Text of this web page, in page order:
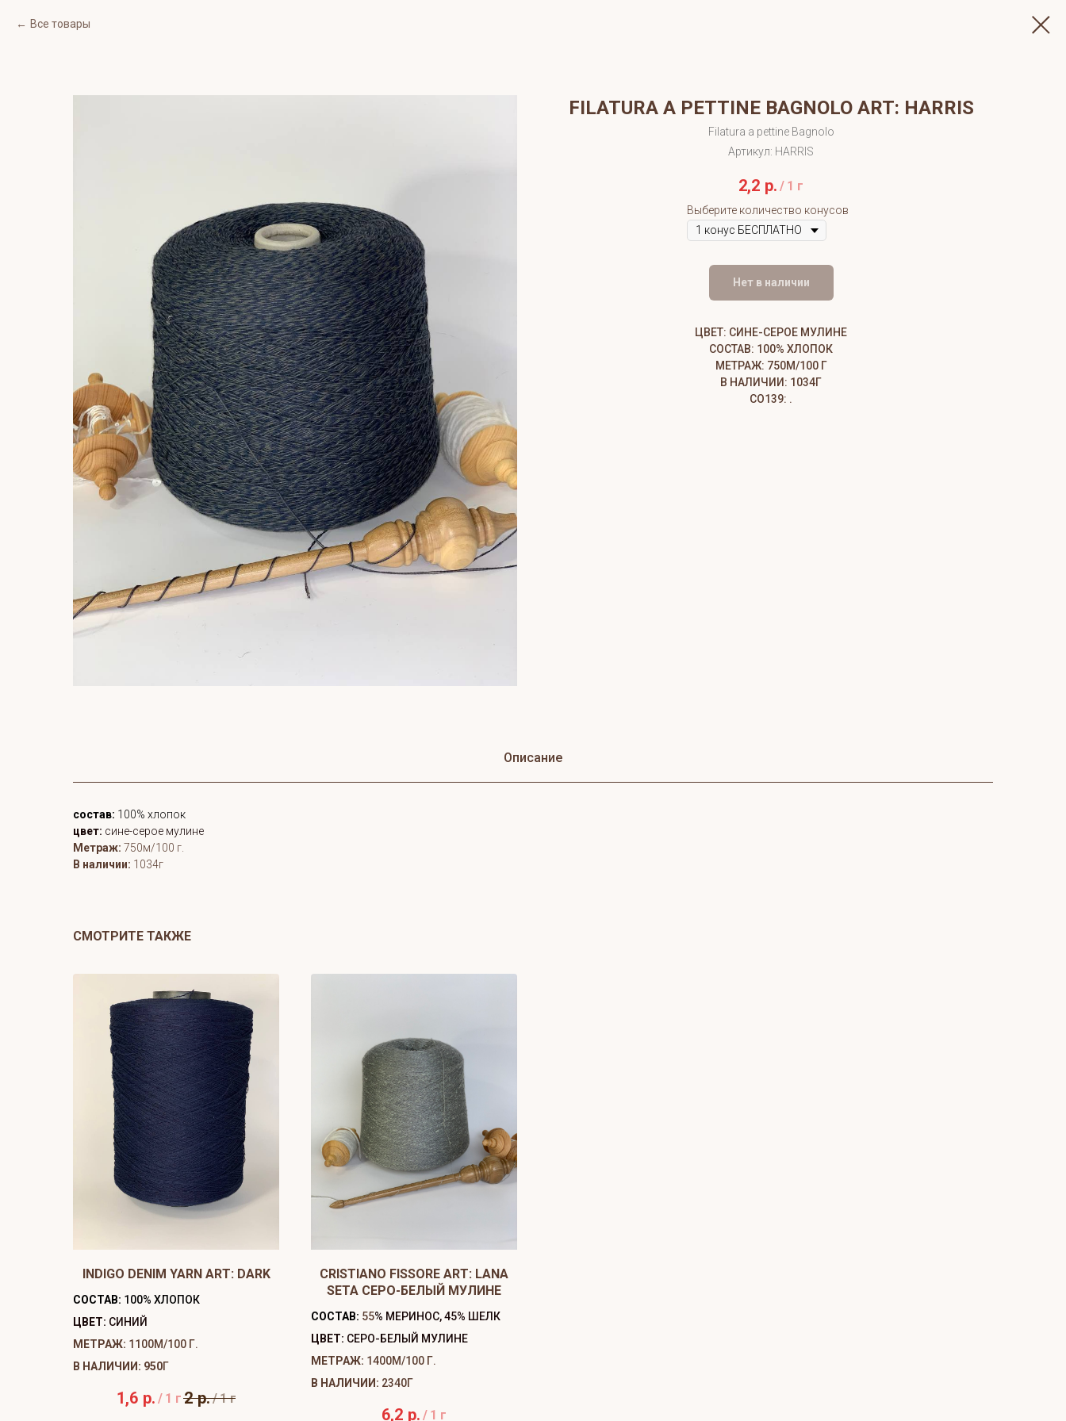
Все товары
FILATURA A PETTINE BAGNOLO ART: HARRIS
Filatura a pettine Bagnolo
Артикул: HARRIS
2,2 р. / 1 г
Выберите количество конусов
Нет в наличии
ЦВЕТ: СИНЕ-СЕРОЕ МУЛИНЕ
СОСТАВ: 100% ХЛОПОК
МЕТРАЖ: 750М/100 Г
В НАЛИЧИИ: 1034Г
СО139: .
Описание
состав: 100% хлопок
цвет: сине-серое мулине
Метраж: 750м/100 г.
В наличии: 1034г
СМОТРИТЕ ТАКЖЕ
INDIGO DENIM YARN ART: DARK
СОСТАВ: 100% ХЛОПОК
ЦВЕТ: СИНИЙ
МЕТРАЖ: 1100М/100 Г.
В НАЛИЧИИ: 950Г
1,6 р. / 1 г2 р./1 г
CRISTIANO FISSORE ART: LANA
SETA СЕРО-БЕЛЫЙ МУЛИНЕ
СОСТАВ: 55% МЕРИНОС, 45% ШЕЛК
ЦВЕТ: СЕРО-БЕЛЫЙ МУЛИНЕ
МЕТРАЖ: 1400М/100 Г.
В НАЛИЧИИ: 2340Г
6,2 р. / 1 г